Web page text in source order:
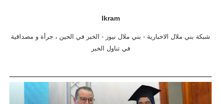
Ikram
شبكة بني ملال الاخبارية - بني ملال نيوز - الخبر في الحين ، جرأة و مصداقية
في تناول الخبر